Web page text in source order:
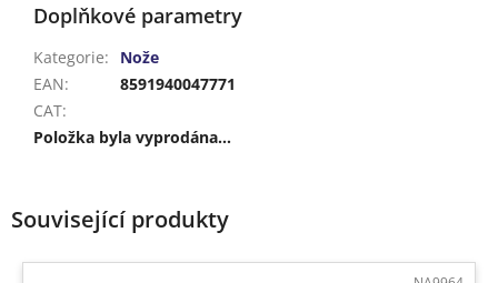
Související produkty
Doplňkové parametry
Kategorie:
Nože
EAN:
8591940047771
CAT:
Položka byla vyprodána…